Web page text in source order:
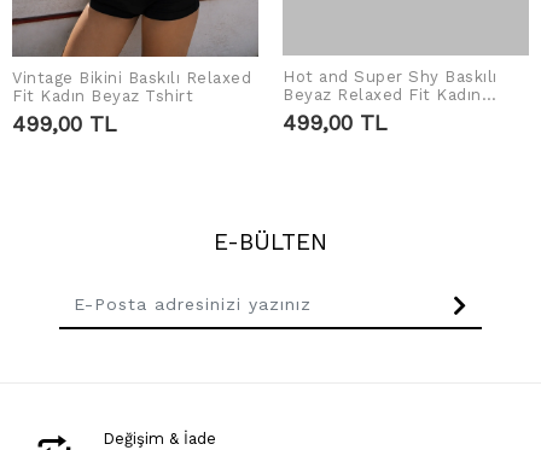
SEPETE EKLE
Vintage Bikini Baskılı Relaxed
Fit Kadın Beyaz Tshirt
499,00 TL
SEPETE EKLE
Hot and Super Shy Baskılı
Beyaz Relaxed Fit Kadın
Tshirt
499,00 TL
E-BÜLTEN
Değişim & İade